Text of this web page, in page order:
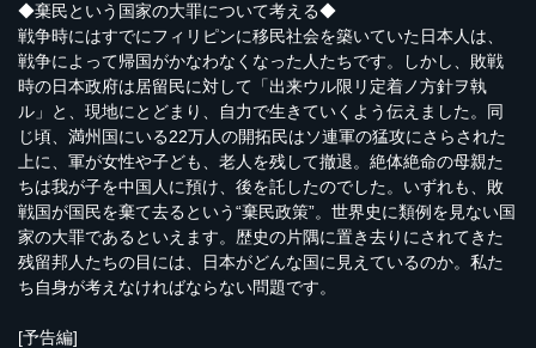
◆棄民という国家の大罪について考える◆
戦争時にはすでにフィリピンに移民社会を築いていた日本人は、
戦争によって帰国がかなわなくなった人たちです。しかし、敗戦
時の日本政府は居留民に対して「出来ウル限リ定着ノ方針ヲ執
ル」と、現地にとどまり、自力で生きていくよう伝えました。同
じ頃、満州国にいる22万人の開拓民はソ連軍の猛攻にさらされた
上に、軍が女性や子ども、老人を残して撤退。絶体絶命の母親た
ちは我が子を中国人に預け、後を託したのでした。いずれも、敗
戦国が国民を棄て去るという“棄民政策”。世界史に類例を見ない国
家の大罪であるといえます。歴史の片隅に置き去りにされてきた
残留邦人たちの目には、日本がどんな国に見えているのか。私た
ち自身が考えなければならない問題です。
[予告編]